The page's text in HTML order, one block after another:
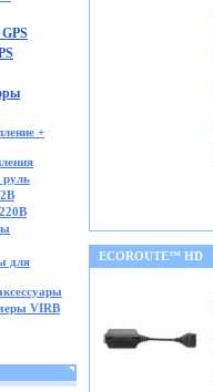
+
руль
для
VIRB
ECOROUTE™ HD